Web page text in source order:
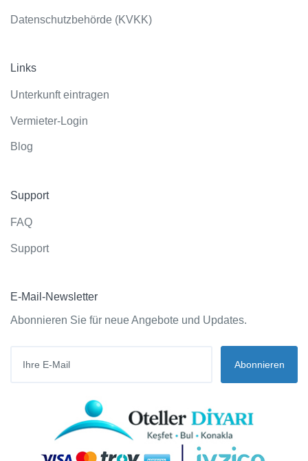
Datenschutzbehörde (KVKK)
Links
Unterkunft eintragen
Vermieter-Login
Blog
Support
FAQ
Support
E-Mail-Newsletter
Abonnieren Sie für neue Angebote und Updates.
Abonnieren